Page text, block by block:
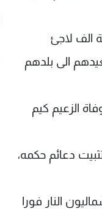
الف لاجئ
الى بلدهم
الزعيم كيم
دعائم حكمه،
النار فورا